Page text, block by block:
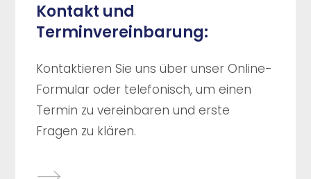
Kontakt und
Terminvereinbarung:
Kontaktieren Sie uns über unser Online-
Formular oder telefonisch, um einen
Termin zu vereinbaren und erste
Fragen zu klären.